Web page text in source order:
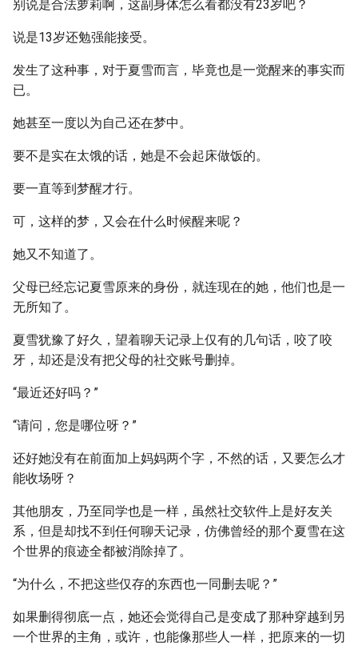
别说是合法萝莉啊，这副身体怎么看都没有23岁吧？
说是13岁还勉强能接受。
发生了这种事，对于夏雪而言，毕竟也是一觉醒来的事实而
已。
她甚至一度以为自己还在梦中。
要不是实在太饿的话，她是不会起床做饭的。
要一直等到梦醒才行。
可，这样的梦，又会在什么时候醒来呢？
她又不知道了。
父母已经忘记夏雪原来的身份，就连现在的她，他们也是一
无所知了。
夏雪犹豫了好久，望着聊天记录上仅有的几句话，咬了咬
牙，却还是没有把父母的社交账号删掉。
“最近还好吗？”
“请问，您是哪位呀？”
还好她没有在前面加上妈妈两个字，不然的话，又要怎么才
能收场呀？
其他朋友，乃至同学也是一样，虽然社交软件上是好友关
系，但是却找不到任何聊天记录，仿佛曾经的那个夏雪在这
个世界的痕迹全都被消除掉了。
“为什么，不把这些仅存的东西也一同删去呢？”
如果删得彻底一点，她还会觉得自己是变成了那种穿越到另
一个世界的主角，或许，也能像那些人一样，把原来的一切